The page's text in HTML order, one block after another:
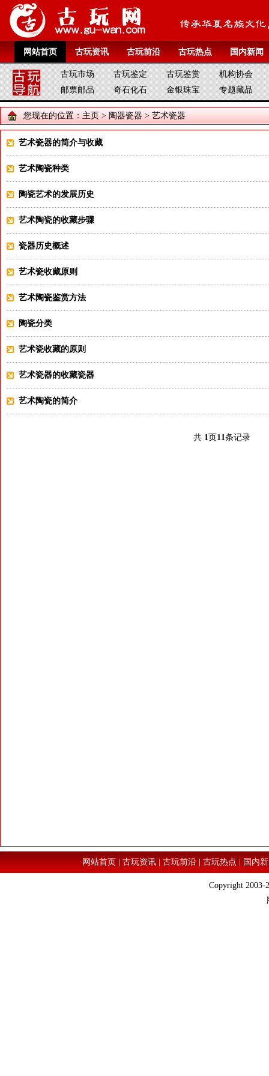
网站首页 古玩资讯 古玩前沿 古玩热点 国内新闻
古玩市场 古玩鉴定 古玩鉴赏
机构协会
邮票邮品
奇石化石 金银珠宝 专题藏品
您现在的位置： 主页 > 陶器瓷器 > 艺术瓷器
艺术瓷器的简介与收藏
艺术陶瓷种类
陶瓷艺术的发展历史
艺术陶瓷的收藏步骤
瓷器历史概述
艺术瓷收藏原则
艺术陶瓷鉴赏方法
陶瓷分类
艺术瓷收藏的原则
艺术瓷器的收藏瓷器
艺术陶瓷的简介
共 1页11条记录
网站首页|古玩资讯|古玩前沿|古玩热点|国内
Copyright 2003-